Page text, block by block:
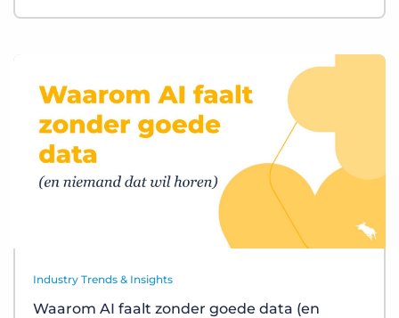
Industry Trends & Insights
Waarom AI faalt zonder goede data (en